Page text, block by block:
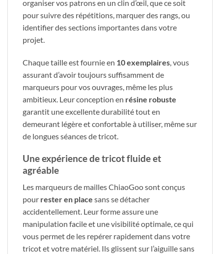
organiser vos patrons en un clin d’œil, que ce soit
pour suivre des répétitions, marquer des rangs, ou
identifier des sections importantes dans votre
projet.
Chaque taille est fournie en 10 exemplaires, vous
assurant d’avoir toujours suffisamment de
marqueurs pour vos ouvrages, même les plus
ambitieux. Leur conception en résine robuste
garantit une excellente durabilité tout en
demeurant légère et confortable à utiliser, même sur
de longues séances de tricot.
Une expérience de tricot fluide et
agréable
Les marqueurs de mailles ChiaoGoo sont conçus
pour rester en place sans se détacher
accidentellement. Leur forme assure une
manipulation facile et une visibilité optimale, ce qui
vous permet de les repérer rapidement dans votre
tricot et votre matériel. Ils glissent sur l’aiguille sans